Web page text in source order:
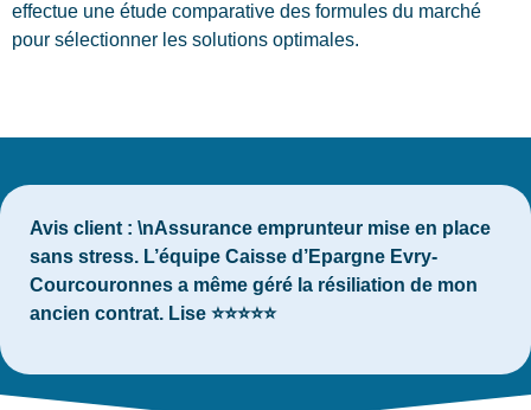
effectue une étude comparative des formules du marché
pour sélectionner les solutions optimales.
Avis client : \nAssurance emprunteur mise en place
sans stress. L’équipe Caisse d’Epargne Evry-
Courcouronnes a même géré la résiliation de mon
ancien contrat. Lise ⭐⭐⭐⭐⭐